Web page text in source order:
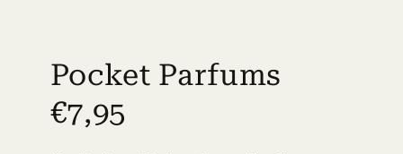
Pocket Parfums
€7,95